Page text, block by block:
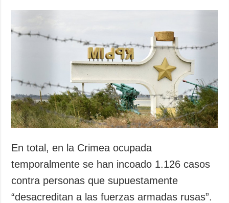
Defensa
Crimen
Desastres y
emergencias
privacidad y
protección de
datos personales
ADICIONAL
Podcasts
Publicaciones
Entrevistas
SERVICIOS
Suscripción
Banco de
imágenes
En total, en la Crimea ocupada
temporalmente se han incoado 1.126 casos
contra personas que supuestamente
“desacreditan a las fuerzas armadas rusas”.